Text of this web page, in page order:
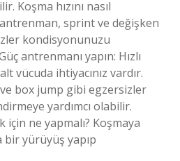
Koşma hızını nasıl
sprint ve değişken
kondisyonunuzu
antrenmanı yapın: Hızlı
vücuda ihtiyacınız vardır.
box jump gibi egzersizler
yardımcı olabilir.
ne yapmalı? Koşmaya
bir yürüyüş yapıp